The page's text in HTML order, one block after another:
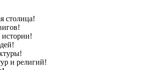
столица!
истории!
и религий!